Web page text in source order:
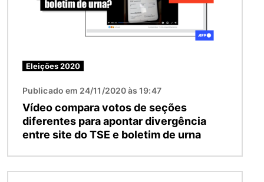
Eleições 2020
Publicado em 24/11/2020 às 19:47
Vídeo compara votos de seções
diferentes para apontar divergência
entre site do TSE e boletim de urna